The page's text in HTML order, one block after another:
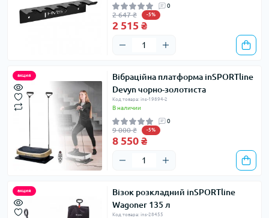
0
2 647 ₴ -5%
2 515 ₴
акция
Вібраційна платформа inSPORTline
Devyn чорно-золотиста
Код товара: ins-19894-2
В наличии
0
9 000 ₴ -5%
8 550 ₴
акция
Візок розкладний inSPORTline
Wagoner 135 л
Код товара: ins-28455